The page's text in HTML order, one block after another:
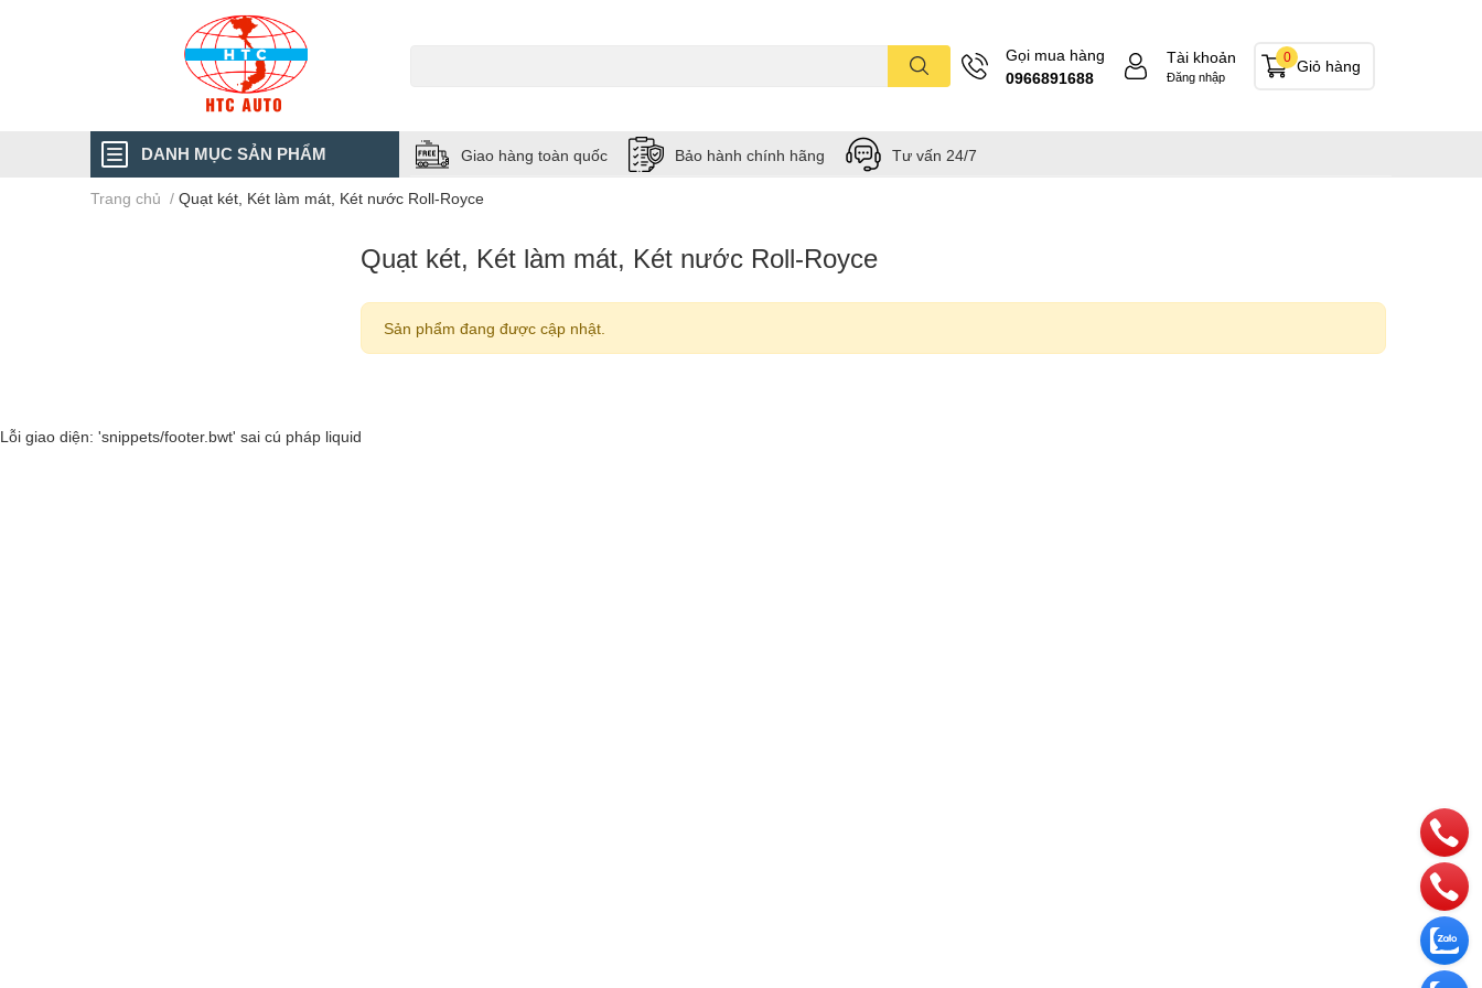
Gọi mua hàng
0966891688
Tài khoản
Đăng nhập
Giỏ hàng
0
DANH MỤC SẢN PHẨM Giao hàng toàn quốc Bảo hành chính hãng Tư vấn 24/7
Trang chủ / Quạt két, Két làm mát, Két nước Roll-Royce
Quạt két, Két làm mát, Két nước Roll-Royce
Sản phẩm đang được cập nhật.
Lỗi giao diện: 'snippets/footer.bwt' sai cú pháp liquid